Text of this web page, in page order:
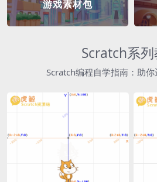
游戏素材包
Scratch系
Scratch编程自学指南：助你